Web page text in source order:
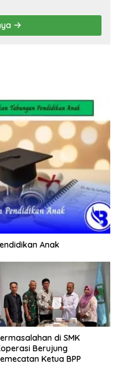
Anak
di SMK
Berujung
Ketua BPP